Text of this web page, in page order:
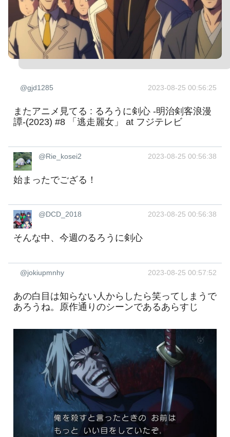
@gjd1285 2023-08-25 00:56:25
またアニメ見てる : るろうに剣心 -明治剣客浪漫
譚-(2023) #8 「逃走麗女」 at フジテレビ
@Rie_kosei2 2023-08-25 00:56:38
始まったでござる！
@DCD_2018 2023-08-25 00:56:38
そんな中、今週のるろうに剣心
@jokiupmnhy 2023-08-25 00:57:52
あの白目は知らない人からしたら笑ってしまうで
あろうね。原作通りのシーンであるあらすじ